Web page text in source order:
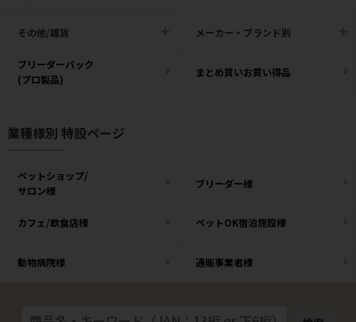
その他/雑貨 メーカー・ブランド別
ブリーダーパック
(プロ製品)
まとめ買いお買い得品
業種様別 特設ページ
ペットショップ/
サロン様
ブリーダー様
カフェ/飲食店様 ペットOK宿泊施設様
動物病院様 通販事業者様